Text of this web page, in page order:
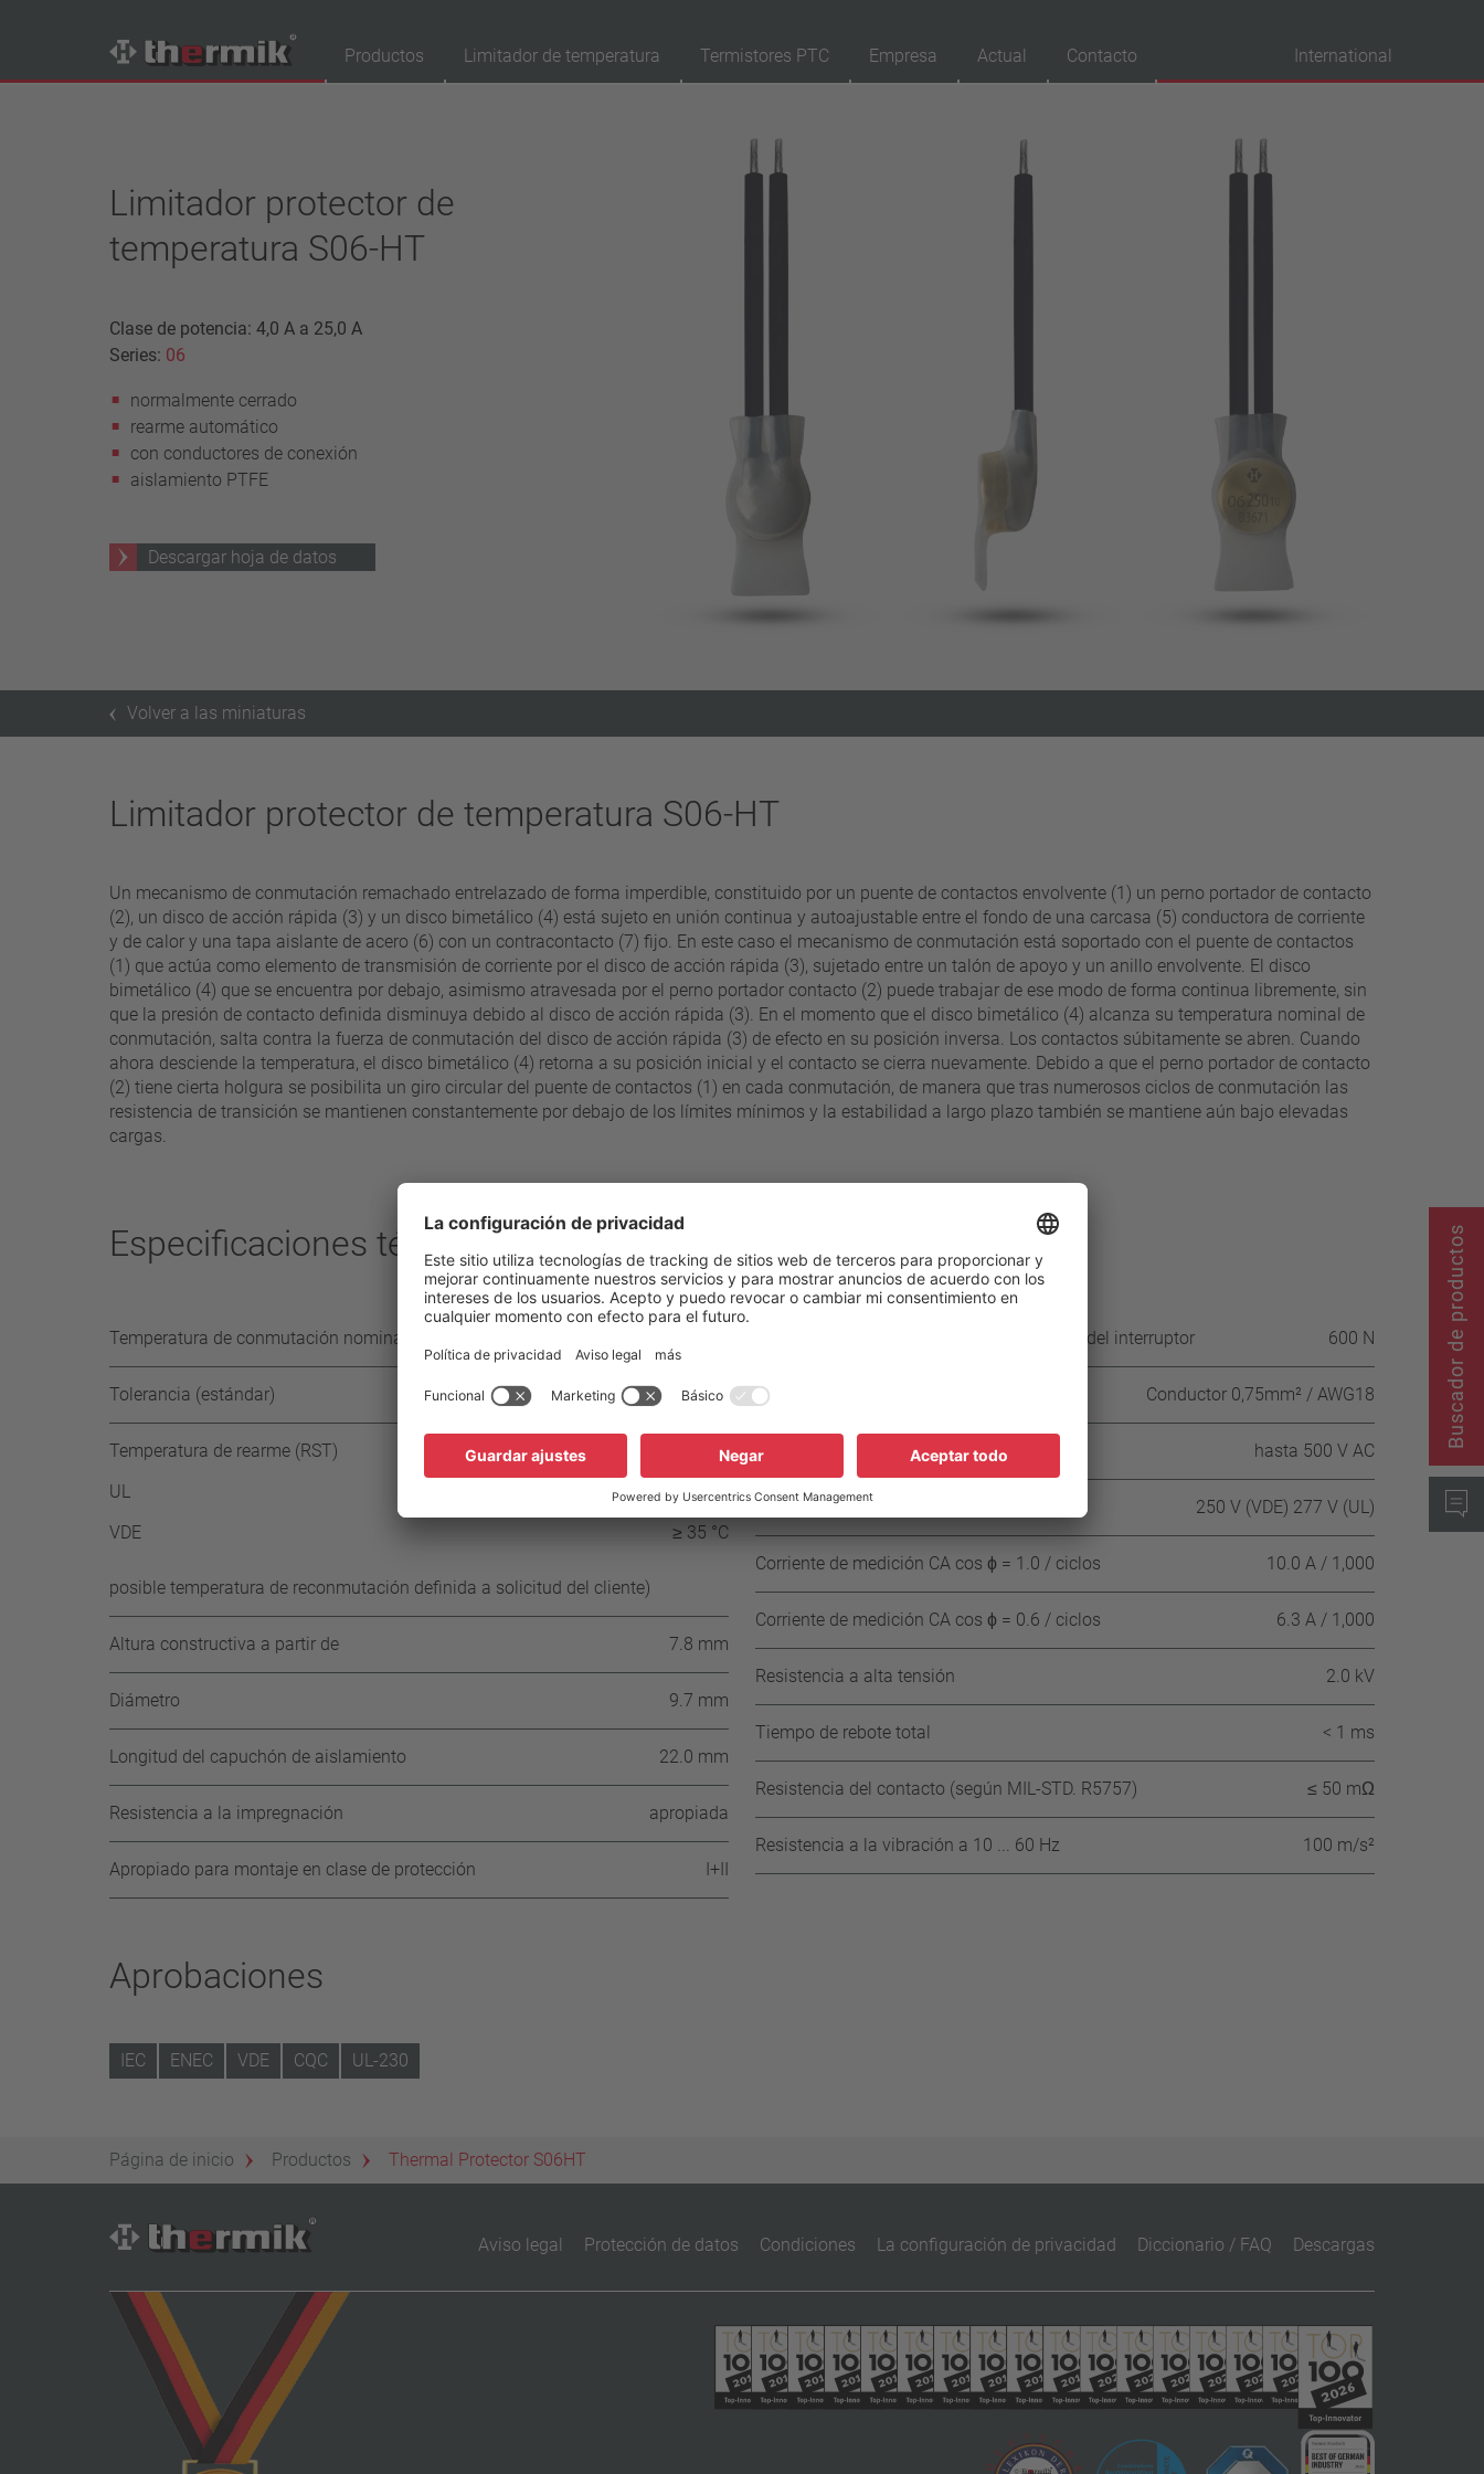
Productos Limitador de temperatura Termistores PTC Empresa Actual Contacto International
normalmente cerrado
normalmente abierto
temperatura alta (205 – 250 °C)
1,6 A – 7,5 A
4 A – 25 A
13,5 A – 42 A
Aprobaciones
aplicar filtros
Limitador protector de
temperatura S06-HT
Clase de potencia: 4,0 A a 25,0 A
Series: 06
normalmente cerrado
rearme automático
con conductores de conexión
aislamiento PTFE
Descargar hoja de datos
Volver a las miniaturas
Limitador protector de temperatura S06-HT
Un mecanismo de conmutación remachado entrelazado de forma imperdible, constituido por un puente de contactos envolvente (1) un perno portador de contacto
(2), un disco de acción rápida (3) y un disco bimetálico (4) está sujeto en unión continua y autoajustable entre el fondo de una carcasa (5) conductora de corriente
y de calor y una tapa aislante de acero (6) con un contracontacto (7) fijo. En este caso el mecanismo de conmutación está soportado con el puente de contactos
(1) que actúa como elemento de transmisión de corriente por el disco de acción rápida (3), sujetado entre un talón de apoyo y un anillo envolvente. El disco
bimetálico (4) que se encuentra por debajo, asimismo atravesada por el perno portador contacto (2) puede trabajar de ese modo de forma continua libremente, sin
que la presión de contacto definida disminuya debido al disco de acción rápida (3). En el momento que el disco bimetálico (4) alcanza su temperatura nominal de
conmutación, salta contra la fuerza de conmutación del disco de acción rápida (3) de efecto en su posición inversa. Los contactos súbitamente se abren. Cuando
ahora desciende la temperatura, el disco bimetálico (4) retorna a su posición inicial y el contacto se cierra nuevamente. Debido a que el perno portador de contacto
(2) tiene cierta holgura se posibilita un giro circular del puente de contactos (1) en cada conmutación, de manera que tras numerosos ciclos de conmutación las
resistencia de transición se mantienen constantemente por debajo de los límites mínimos y la estabilidad a largo plazo también se mantiene aún bajo elevadas
cargas.
Especificaciones técnicas
Temperatura de conmutación nominal (NST) en niveles de 5°C
Tolerancia (estándar) ±10 K
Temperatura de rearme (RST)
UL
120 °C ±15 K
VDE
≥ 35 °C
posible temperatura de reconmutación definida a solicitud del cliente)
Altura constructiva a partir de 7.8 mm
Diámetro 9.7 mm
Longitud del capuchón de aislamiento 22.0 mm
Resistencia a la impregnación apropiada
Apropiado para montaje en clase de protección I+II
Resistencia a la compresión de la carcasa del interruptor 600 N
Conexión estándar Conductor 0,75mm² / AWG18
Rango de tensión de servicio CA hasta 500 V AC
Tensión de medición CA 250 V (VDE) 277 V (UL)
Corriente de medición CA cos ϕ = 1.0 / ciclos 10.0 A / 1,000
Corriente de medición CA cos ϕ = 0.6 / ciclos 6.3 A / 1,000
Resistencia a alta tensión 2.0 kV
Tiempo de rebote total < 1 ms
Resistencia del contacto (según MIL-STD. R5757) ≤ 50 mΩ
Resistencia a la vibración a 10 ... 60 Hz 100 m/s²
Aprobaciones
IEC ENEC VDE CQC UL-230
Página de inicio Productos Thermal Protector S06HT
Aviso legal Protección de datos Condiciones La configuración de privacidad Diccionario / FAQ Descargas
Buscador de productos